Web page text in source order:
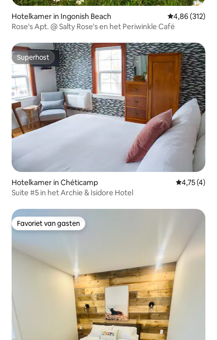
Hotelkamer in Ingonish Beach Gemiddelde
4,86 (312)
Rose's Apt. @ Salty Rose's en het Periwinkle Café
Superhost
Superhost
Hotelkamer in Chéticamp
4,75 (4)
Suite #5 in het Archie & Isidore Hotel
Favoriet van gasten
Favoriet van gasten